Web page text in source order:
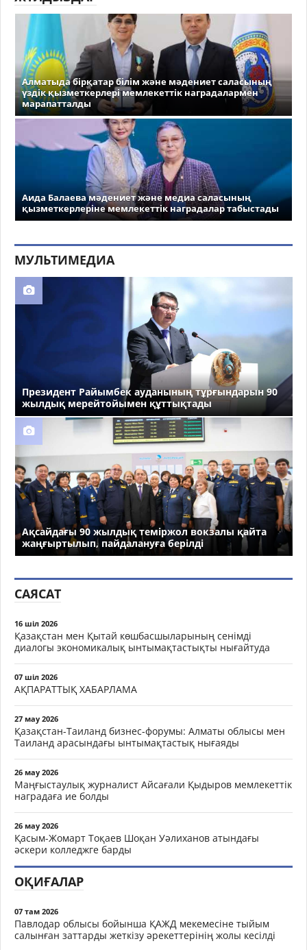
Алматыда бірқатар білім және мәдениет саласының
үздік қызметкерлері мемлекеттік наградалармен
марапатталды
Аида Балаева мәдениет және медиа саласының
қызметкерлеріне мемлекеттік наградалар табыстады
МУЛЬТИМЕДИА
Президент Райымбек ауданының тұрғындарын 90
жылдық мерейтойымен құттықтады
Ақсайдағы 90 жылдық теміржол вокзалы қайта
жаңғыртылып, пайдалануға берілді
САЯСАТ
16 шіл 2026
Қазақстан мен Қытай көшбасшыларының сенімді
диалогы экономикалық ынтымақтастықты нығайтуда
07 шіл 2026
АҚПАРАТТЫҚ ХАБАРЛАМА
27 мау 2026
Қазақстан-Таиланд бизнес-форумы: Алматы облысы мен
Таиланд арасындағы ынтымақтастық нығаяды
26 мау 2026
Маңғыстаулық журналист Айсағали Қыдыров мемлекеттік
наградаға ие болды
26 мау 2026
Қасым-Жомарт Тоқаев Шоқан Уәлиханов атындағы
әскери колледжге барды
ОҚИҒАЛАР
07 там 2026
Павлодар облысы бойынша ҚАЖД мекемесіне тыйым
салынған заттарды жеткізу әрекеттерінің жолы кесілді